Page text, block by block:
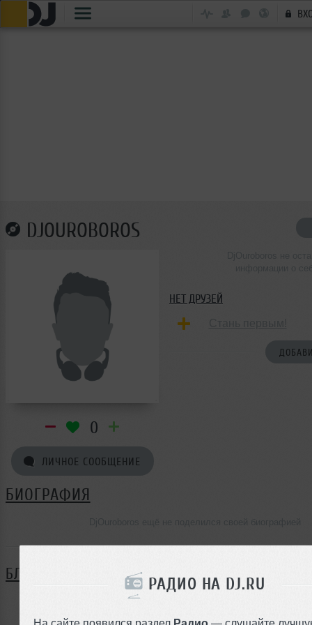
РАДИО НА DJ.RU
На сайте появился раздел Радио — слушайте
DJOUROBOROS
0
ЛИЧНОЕ СООБЩЕНИЕ
НЕТ ДРУЗЕЙ
БИОГРАФИЯ
БЛОГ